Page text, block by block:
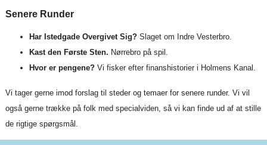
Senere Runder
Har Istedgade Overgivet Sig?Slaget om Indre Vesterbro.
Kast den Første Sten. Nørrebro på spil.
Hvor er pengene?Vi fisker efter finanshistorier i Holmens Kanal.
Vi tager gerne imod forslag til steder og temaer for senere runder. Vi vil
også gerne trække på folk med specialviden, så vi kan finde ud af at stille
de rigtige spørgsmål.